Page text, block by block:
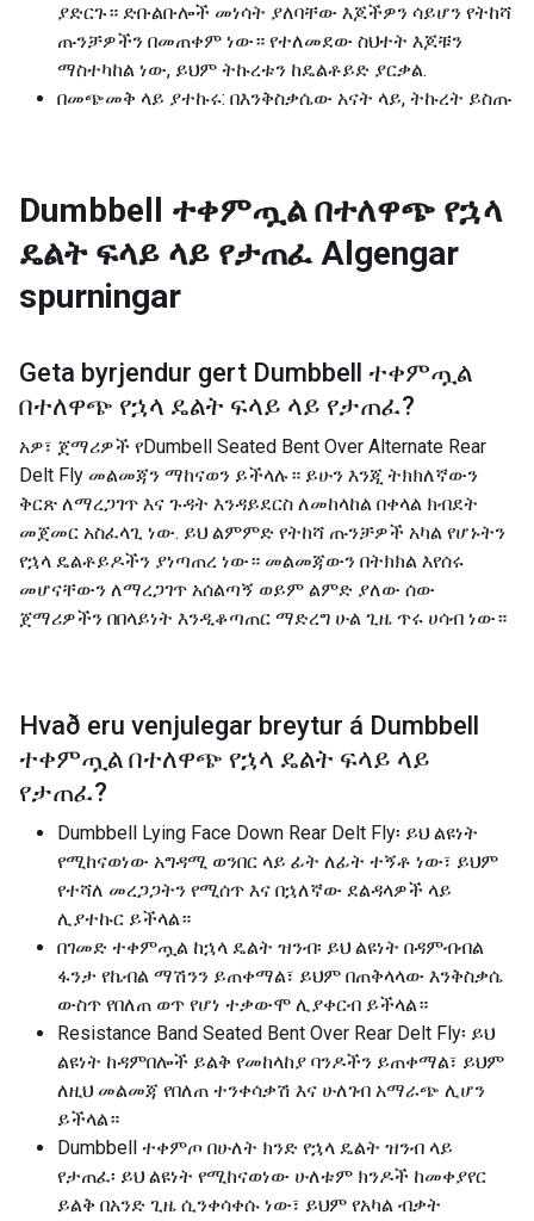
ያድርጉ። ድቡልቡሎች መነሳት ያለባቸው እጆችዎን ሳይሆን የትከሻ
ጡንቻዎችን በመጠቀም ነው። የተለመደው ስህተት እጆቹን
ማስተካከል ነው, ይህም ትኩረቱን ከዴልቶይድ ያርቃል.
በመጭመቅ ላይ ያተኩሩ: በእንቅስቃሴው አናት ላይ, ትኩረት ይስጡ
Dumbbell ተቀምጧል በተለዋጭ የኋላ
ዴልት ፍላይ ላይ የታጠፈ Algengar
spurningar
Geta byrjendur gert Dumbbell ተቀምጧል
በተለዋጭ የኋላ ዴልት ፍላይ ላይ የታጠፈ?
አዎ፣ ጀማሪዎች የDumbell Seated Bent Over Alternate Rear
Delt Fly መልመጃን ማከናወን ይችላሉ። ይሁን እንጂ ትክክለኛውን
ቅርጽ ለማረጋገጥ እና ጉዳት እንዳይደርስ ለመከላከል በቀላል ክብደት
መጀመር አስፈላጊ ነው. ይህ ልምምድ የትከሻ ጡንቻዎች አካል የሆኑትን
የኋላ ዴልቶይዶችን ያነጣጠረ ነው። መልመጃውን በትክክል እየሰሩ
መሆናቸውን ለማረጋገጥ አሰልጣኝ ወይም ልምድ ያለው ሰው
ጀማሪዎችን በበላይነት እንዲቆጣጠር ማድረግ ሁል ጊዜ ጥሩ ሀሳብ ነው።
Hvað eru venjulegar breytur á Dumbbell
ተቀምጧል በተለዋጭ የኋላ ዴልት ፍላይ ላይ
የታጠፈ?
Dumbbell Lying Face Down Rear Delt Fly፡ ይህ ልዩነት
የሚከናወነው አግዳሚ ወንበር ላይ ፊት ለፊት ተኝቶ ነው፣ ይህም
የተሻለ መረጋጋትን የሚሰጥ እና በኋለኛው ደልዳላዎች ላይ
ሊያተኩር ይችላል።
በገመድ ተቀምጧል ከኋላ ዴልት ዝንብ፡ ይህ ልዩነት በዳምብብል
ፋንታ የኬብል ማሽንን ይጠቀማል፣ ይህም በጠቅላላው እንቅስቃሴ
ውስጥ የበለጠ ወጥ የሆነ ተቃውሞ ሊያቀርብ ይችላል።
Resistance Band Seated Bent Over Rear Delt Fly፡ ይህ
ልዩነት ከዳምበሎች ይልቅ የመከላከያ ባንዶችን ይጠቀማል፣ ይህም
ለዚህ መልመጃ የበለጠ ተንቀሳቃሽ እና ሁለገብ አማራጭ ሊሆን
ይችላል።
Dumbbell ተቀምጦ በሁለት ክንድ የኋላ ዴልት ዝንብ ላይ
የታጠፈ፡ ይህ ልዩነት የሚከናወነው ሁለቱም ክንዶች ከመቀያየር
ይልቅ በአንድ ጊዜ ሲንቀሳቀሱ ነው፣ ይህም የአካል ብቃት